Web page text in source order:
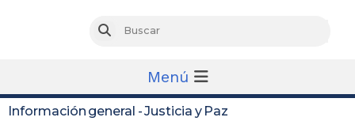
Buscar
Menú
Información general - Justicia y Paz